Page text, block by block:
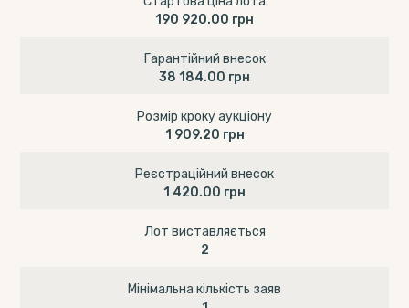
190 920.00 грн
Гарантійний внесок
38 184.00 грн
Розмір кроку аукціону
1 909.20 грн
Реєстраційний внесок
1 420.00 грн
Лот виставляється
2
Мінімальна кількість заяв